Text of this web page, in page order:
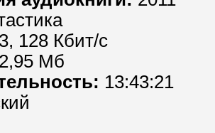
128 Кбит/с
Мб
13:43:21